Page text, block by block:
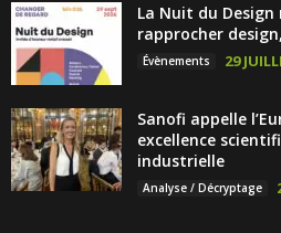
La Nuit du
rapprocher
Évènements 29
Sanofi appelle
excellence
industrielle
Analyse / Décryptage